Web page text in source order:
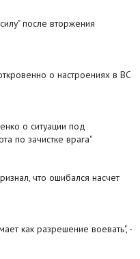
после вторжения
о настроениях в ВС
о ситуации под
по зачистке врага"
что ошибался насчет
как разрешение воевать", -